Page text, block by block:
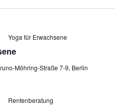
Yoga für Erwachsene
Möhring-Straße 7-9, Berlin
Rentenberatung